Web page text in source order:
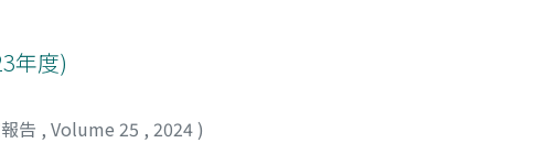
年度)
告 , Volume 25 , 2024)